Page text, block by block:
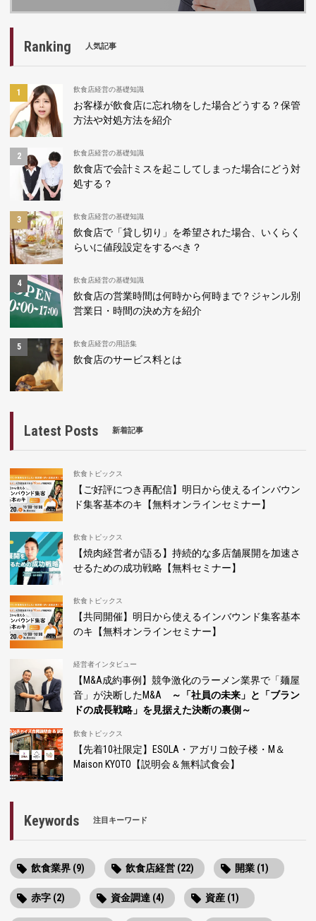
Ranking 人気記事
飲食店経営の基礎知識
お客様が飲食店に忘れ物をした場合どうする？保管
方法や対処方法を紹介
飲食店経営の基礎知識
飲食店で会計ミスを起こしてしまった場合にどう対
処する？
飲食店経営の基礎知識
飲食店で「貸し切り」を希望された場合、いくらく
らいに値段設定をするべき？
飲食店経営の基礎知識
飲食店の営業時間は何時から何時まで？ジャンル別
営業日・時間の決め方を紹介
飲食店経営の用語集
飲食店のサービス料とは
Latest Posts 新着記事
飲食トピックス
【ご好評につき再配信】明日から使えるインバウン
ド集客基本のキ【無料オンラインセミナー】
飲食トピックス
【焼肉経営者が語る】持続的な多店舗展開を加速さ
せるための成功戦略【無料セミナー】
飲食トピックス
【共同開催】明日から使えるインバウンド集客基本
のキ【無料オンラインセミナー】
経営者インタビュー
【M&A成約事例】競争激化のラーメン業界で「麺屋
音」が決断したM&A
～「社員の未来」と「ブラン
ドの成長戦略」を見据えた決断の裏側～
飲食トピックス
【先着10社限定】ESOLA・アガリコ餃子楼・M＆
Maison KYOTO【説明会＆無料試食会】
Keywords 注目キーワード
飲食業界 (9) 飲食店経営 (22) 開業 (1)
赤字 (2) 資金調達 (4) 資産 (1)